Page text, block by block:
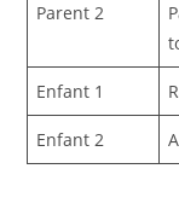
Parent 2
Enfant 1
Enfant 2